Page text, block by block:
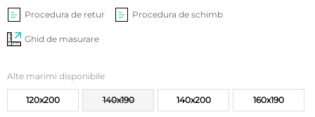
Procedura de retur Procedura de schimb
Ghid de masurare
Alte marimi disponibile
120x200 140x190 140x200 160x190